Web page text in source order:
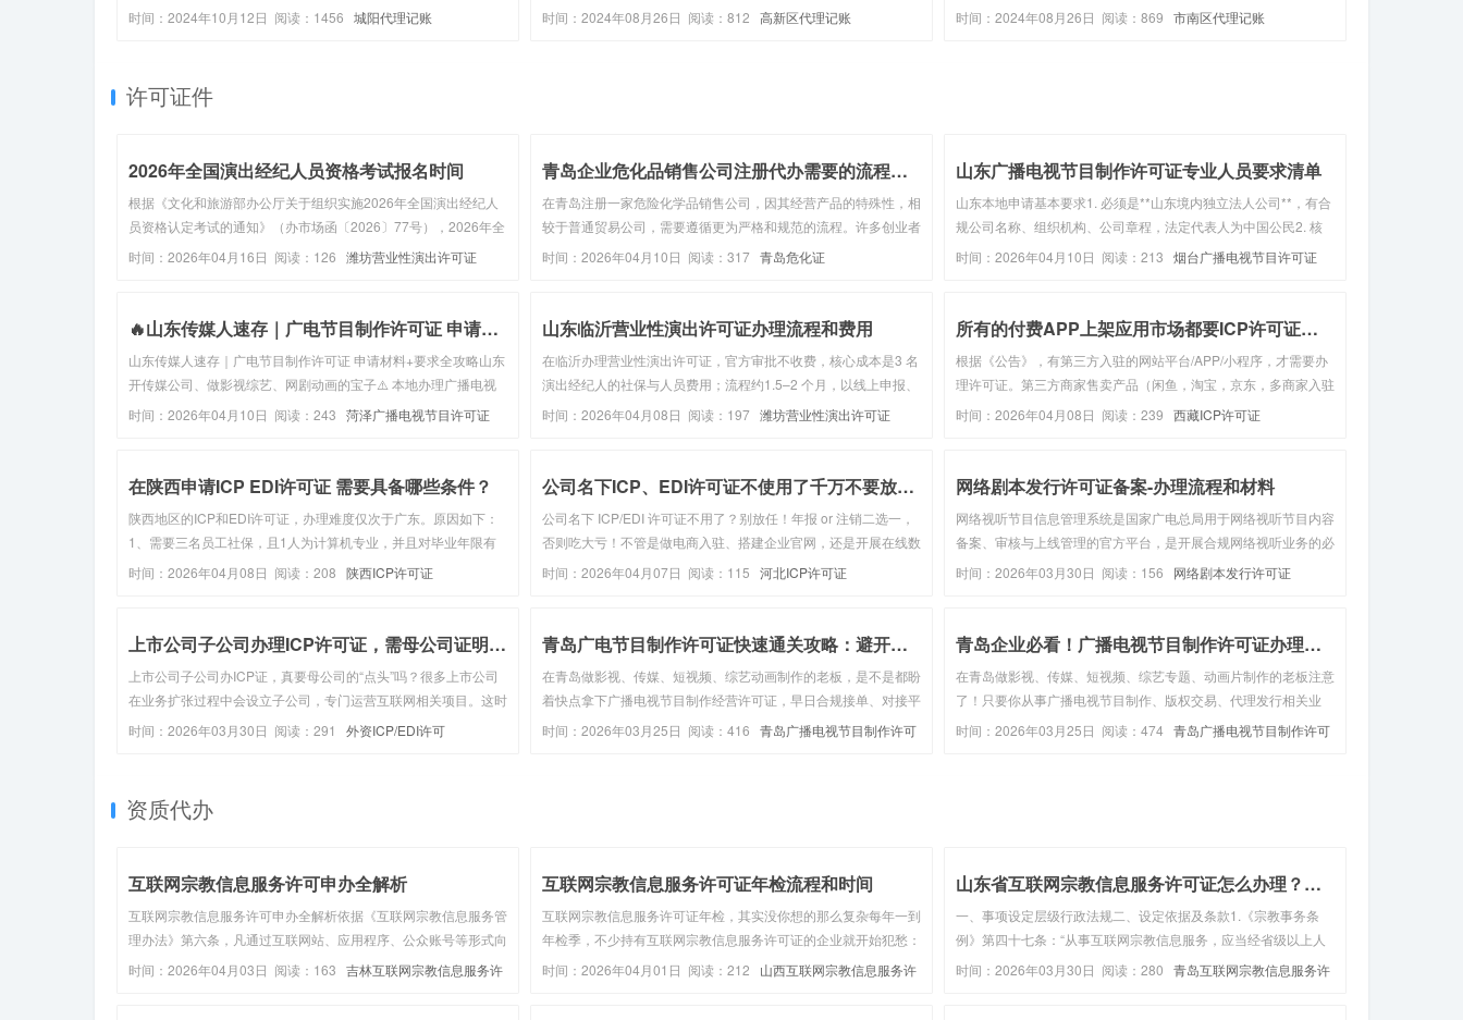
业对专业财税服务的依赖。二、代理记账流程详解（一）市场调研
时间：2024年10月12日 阅读：1456 城阳代理记账
业来说，代理记账服务成为了他们专注核心业务、实现高效运营的
时间：2024年08月26日 阅读：812 高新区代理记账
司来说也是如此。那么，电商公司代理记账的流程是怎样的?接下
时间：2024年08月26日 阅读：869 市南区代理记账
许可证件
2026年全国演出经纪人员资格考试报名时间
根据《文化和旅游部办公厅关于组织实施2026年全国演出经纪人
员资格认定考试的通知》（办市场函〔2026〕77号），2026年全
国演出经纪人员资格认定考试定于2026年5月30日举行。一、报
时间：2026年04月16日 阅读：126 潍坊营业性演出许可证
青岛企业危化品销售公司注册代办需要的流程步骤
在青岛注册一家危险化学品销售公司，因其经营产品的特殊性，相
较于普通贸易公司，需要遵循更为严格和规范的流程。许多创业者
或企业会选择委托专业的代办服务机构来协助办理，以确保合规与
时间：2026年04月10日 阅读：317 青岛危化证
山东广播电视节目制作许可证专业人员要求清单
山东本地申请基本要求1. 必须是**山东境内独立法人公司**，有合
规公司名称、组织机构、公司章程，法定代表人为中国公民2. 核
心硬性要求：配备不少于3名广播电视及相关专业管理人员（缺一
时间：2026年04月10日 阅读：213 烟台广播电视节目许可证
🔥山东传媒人速存｜广电节目制作许可证 申请材料+要...
山东传媒人速存｜广电节目制作许可证 申请材料+要求全攻略山东
开传媒公司、做影视综艺、网剧动画的宝子⚠️ 本地办理广播电视
节目制作经营许可证，材料、要求一次性讲透，照着准备不跑空、
时间：2026年04月10日 阅读：243 菏泽广播电视节目许可证
山东临沂营业性演出许可证办理流程和费用
在临沂办理营业性演出许可证，官方审批不收费，核心成本是3 名
演出经纪人的社保与人员费用；流程约1.5–2 个月，以线上申报、
文旅部门审核、现场核查、领证为主。一、办理条件（临沂通用）
时间：2026年04月08日 阅读：197 潍坊营业性演出许可证
所有的付费APP上架应用市场都要ICP许可证吗？
根据《公告》，有第三方入驻的网站平台/APP/小程序，才需要办
理许可证。第三方商家售卖产品（闲鱼，淘宝，京东，多商家入驻
的小程序，等等）第三方用户发布信息（抖音，今日头条，知乎，
时间：2026年04月08日 阅读：239 西藏ICP许可证
在陕西申请ICP EDI许可证 需要具备哪些条件？
陕西地区的ICP和EDI许可证，办理难度仅次于广东。原因如下：
1、需要三名员工社保，且1人为计算机专业，并且对毕业年限有
要求。2、抽查制，尤其是西安的，通管局有抽查机制，主要看员
时间：2026年04月08日 阅读：208 陕西ICP许可证
公司名下ICP、EDI许可证不使用了千万不要放任不...
公司名下 ICP/EDI 许可证不用了？别放任！年报 or 注销二选一，
否则吃大亏！不管是做电商入驻、搭建企业官网，还是开展在线数
据处理业务，ICP、EDI 许可证都是企业的 “合规通行证”。但很多
时间：2026年04月07日 阅读：115 河北ICP许可证
网络剧本发行许可证备案-办理流程和材料
网络视听节目信息管理系统是国家广电总局用于网络视听节目内容
备案、审核与上线管理的官方平台，是开展合规网络视听业务的必
备入口。一、系统分类与适用范围目前主要分为三大官方系统，根
时间：2026年03月30日 阅读：156 网络剧本发行许可证
上市公司子公司办理ICP许可证，需母公司证明吗？
上市公司子公司办ICP证，真要母公司的“点头”吗？很多上市公司
在业务扩张过程中会设立子公司，专门运营互联网相关项目。这时
候问题就来了：子公司想申请ICP许可证，到底要不要母公司出证
时间：2026年03月30日 阅读：291 外资ICP/EDI许可
青岛广电节目制作许可证快速通关攻略：避开雷区，10...
在青岛做影视、传媒、短视频、综艺动画制作的老板，是不是都盼
着快点拿下广播电视节目制作经营许可证，早日合规接单、对接平
台资源？偏偏很多企业踩坑无数，材料反复补正、审核屡屡驳回，
时间：2026年03月25日 阅读：416 青岛广播电视节目制作许可
青岛企业必看！广播电视节目制作许可证办理全攻略，条...
在青岛做影视、传媒、短视频、综艺专题、动画片制作的老板注意
了！只要你从事广播电视节目制作、版权交易、代理发行相关业
务，没有这本《广播电视节目制作经营许可证》，一律属于违规经
时间：2026年03月25日 阅读：474 青岛广播电视节目制作许可
资质代办
互联网宗教信息服务许可申办全解析
互联网宗教信息服务许可申办全解析依据《互联网宗教信息服务管
理办法》第六条，凡通过互联网站、应用程序、公众账号等形式向
社会公众提供宗教教义、文化、活动等信息服务，均须取得《互联
时间：2026年04月03日 阅读：163 吉林互联网宗教信息服务许
互联网宗教信息服务许可证年检流程和时间
互联网宗教信息服务许可证年检，其实没你想的那么复杂每年一到
年检季，不少持有互联网宗教信息服务许可证的企业就开始犯愁：
材料怎么准备？流程走哪几步？时间节点要注意什么？别急，今天
时间：2026年04月01日 阅读：212 山西互联网宗教信息服务许
山东省互联网宗教信息服务许可证怎么办理？（服务指南...
一、事项设定层级行政法规二、设定依据及条款1.《宗教事务条
例》第四十七条：“从事互联网宗教信息服务，应当经省级以上人
民政府宗教事务部门审核同意后，按照国家互联网信息服务管理有
时间：2026年03月30日 阅读：280 青岛互联网宗教信息服务许